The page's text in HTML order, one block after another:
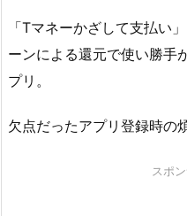
「Tマネーかざして支払い
ーンによる還元で使い勝手
プリ。
欠点だったアプリ登録時の
スポ